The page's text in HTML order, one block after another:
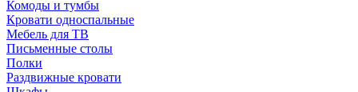
Комоды и тумбы
Кровати односпальные
Мебель для ТВ
Письменные столы
Полки
Раздвижные кровати